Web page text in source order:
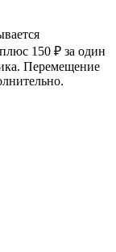
150 ₽ за один
Перемещение